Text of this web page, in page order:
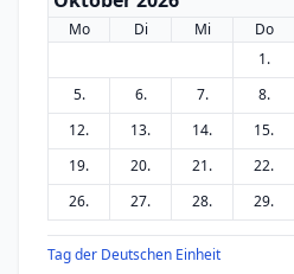
Mo Di Mi Do
1.
5.
6. 7. 8.
12.
13. 14. 15.
19.
20. 21. 22.
26.
27. 28. 29.
Tag der Deutschen Einheit